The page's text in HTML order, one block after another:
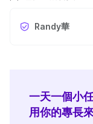
Randy華
一天一個小
用你的專長